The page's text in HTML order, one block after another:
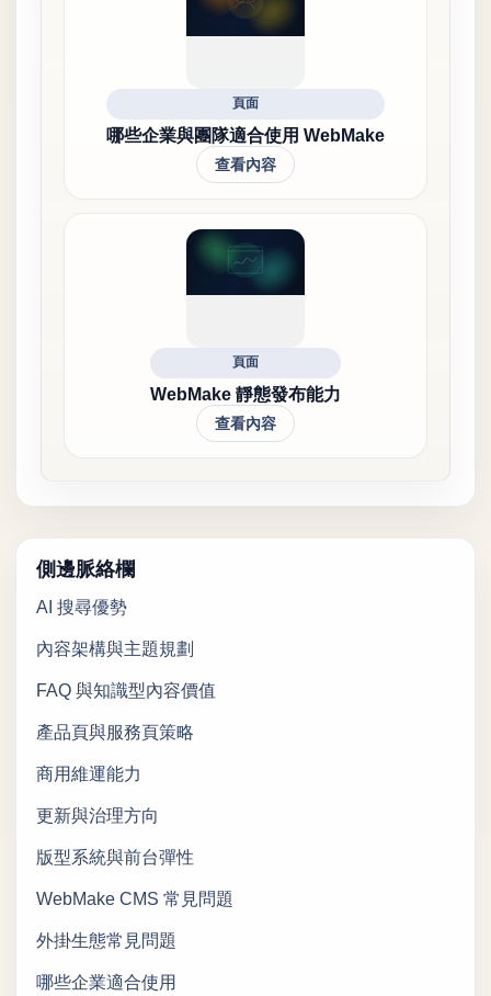
頁面
哪些企業與團隊適合使用 WebMake
查看內容
頁面
WebMake 靜態發布能力
查看內容
側邊脈絡欄
AI 搜尋優勢
內容架構與主題規劃
FAQ 與知識型內容價值
產品頁與服務頁策略
商用維運能力
更新與治理方向
版型系統與前台彈性
WebMake CMS 常見問題
外掛生態常見問題
哪些企業適合使用